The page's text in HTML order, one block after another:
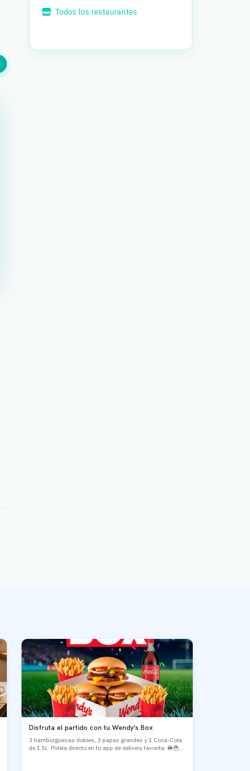
Todos los restaurantes
Disfruta el partido con tu Wendy's Box
3 hamburguesas dobles, 3 papas grandes y 1 Coca-Cola
de 1.5L. Pídela directo en tu app de delivery favorita. 🍔🍟...